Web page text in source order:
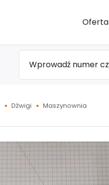
Oferta
Dźwigi Maszynownia